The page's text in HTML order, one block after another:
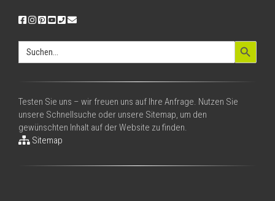
Search
for:
Search Button
Testen Sie uns – wir freuen uns auf Ihre Anfrage. Nutzen Sie
unsere Schnellsuche oder unsere Sitemap, um den
gewünschten Inhalt auf der Website zu finden.
Sitemap